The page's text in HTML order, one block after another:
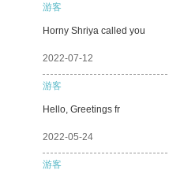
游客
Horny Shriya called you
2022-07-12
游客
Hello, Greetings fr
2022-05-24
游客